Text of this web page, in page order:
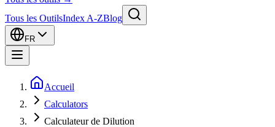
Tous les OutilsIndex A-ZBlog
FR
Accueil
Calculators
Calculateur de Dilution